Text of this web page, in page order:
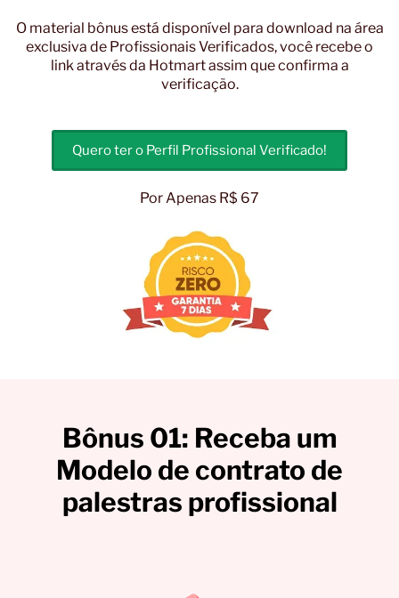
O material bônus está disponível para download na área
exclusiva de Profissionais Verificados, você recebe o
link através da Hotmart assim que confirma a
verificação.
Quero ter o Perfil Profissional Verificado!
Por Apenas R$ 67
Bônus 01: Receba um
Modelo de contrato de
palestras profissional